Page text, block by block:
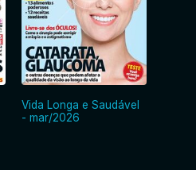
Vida Longa e Saudável
- mar/2026